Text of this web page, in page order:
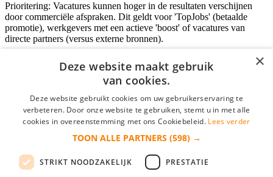
Prioritering: Vacatures kunnen hoger in de resultaten verschijnen
door commerciële afspraken. Dit geldt voor 'TopJobs' (betaalde
promotie), werkgevers met een actieve 'boost' of vacatures van
directe partners (versus externe bronnen).
E-mail*
login gegevens onthouden
×
Deze website maakt gebruik
van cookies.
Deze website gebruikt cookies om uw gebruikerservaring te
verbeteren. Door onze website te gebruiken, stemt u in met alle
cookies in overeenstemming met ons Cookiebeleid. Lees verder
TOON ALLE PARTNERS (598) →
STRIKT NOODZAKELIJK PRESTATIE